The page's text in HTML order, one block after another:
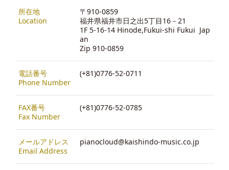
所在地
Location
〒910-0859
福井県福井市日之出5丁目16－21
1F 5-16-14 Hinode,Fukui-shi Fukui Jap
an
Zip 910-0859
電話番号
Phone Number
(+81)0776-52-0711
FAX番号
Fax Number
(+81)0776-52-0785
メールアドレス
Email Address
pianocloud@kaishindo-music.co.jp